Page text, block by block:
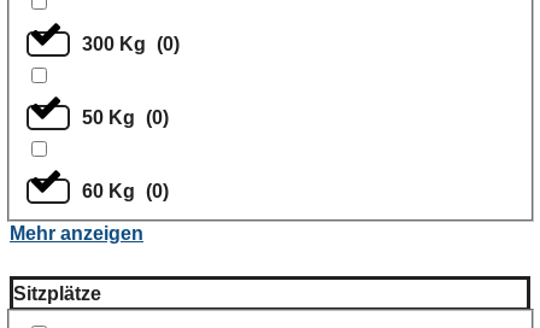
300 Kg (0)
50 Kg (0)
60 Kg (0)
Mehr anzeigen
Sitzplätze